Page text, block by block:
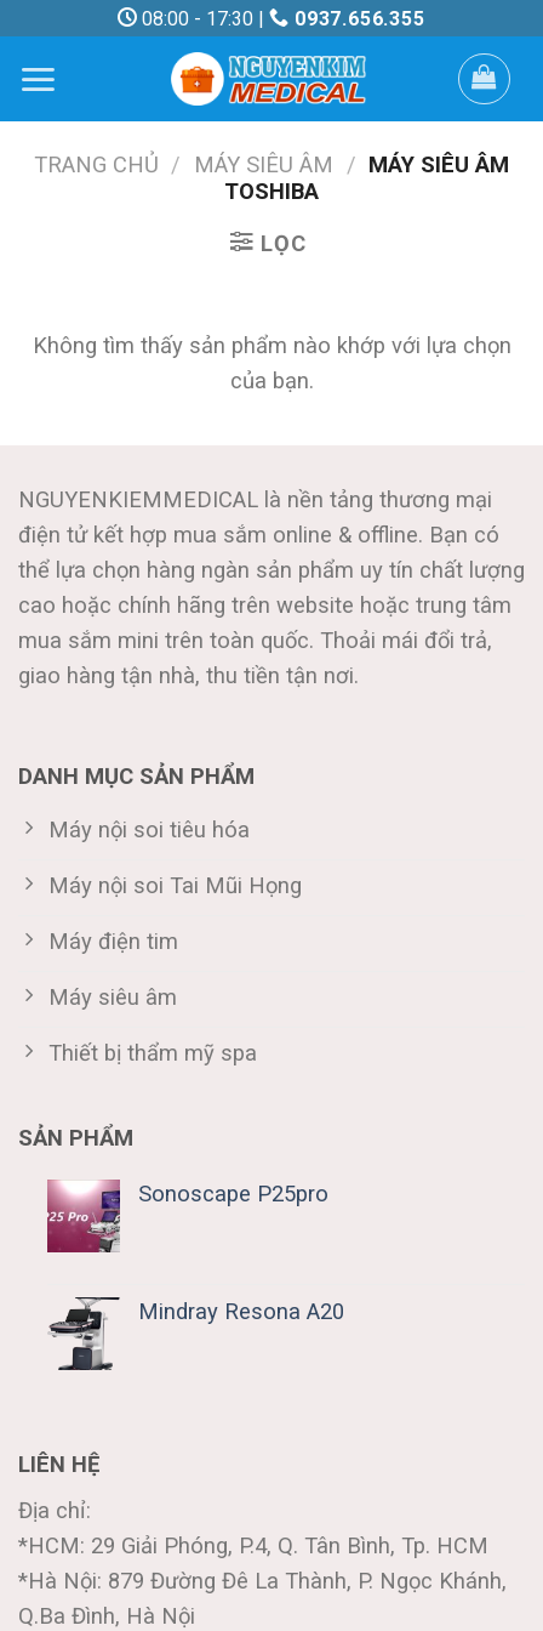
content
08:00 - 17:30 | 0937.656.355
TRANG CHỦ / MÁY SIÊU ÂM / MÁY SIÊU ÂM
TOSHIBA
LỌC
Không tìm thấy sản phẩm nào khớp với lựa chọn
của bạn.
NGUYENKIEMMEDICAL là nền tảng thương mại
điện tử kết hợp mua sắm online & offline. Bạn có
thể lựa chọn hàng ngàn sản phẩm uy tín chất lượng
cao hoặc chính hãng trên website hoặc trung tâm
mua sắm mini trên toàn quốc. Thoải mái đổi trả,
giao hàng tận nhà, thu tiền tận nơi.
DANH MỤC SẢN PHẨM
Máy nội soi tiêu hóa
Máy nội soi Tai Mũi Họng
Máy điện tim
Máy siêu âm
Thiết bị thẩm mỹ spa
SẢN PHẨM
Sonoscape P25pro
Mindray Resona A20
LIÊN HỆ
Địa chỉ:
*HCM: 29 Giải Phóng, P.4, Q. Tân Bình, Tp. HCM
*Hà Nội: 879 Đường Đê La Thành, P. Ngọc Khánh,
Q.Ba Đình, Hà Nội